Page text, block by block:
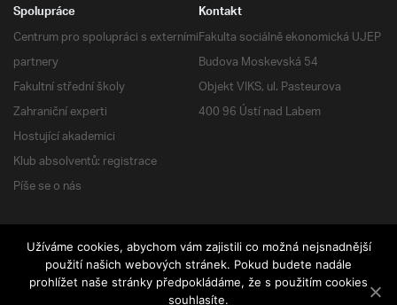
Spolupráce
Centrum pro spolupráci s externími
partnery
Fakultní střední školy
Zahraniční experti
Hostující akademici
Klub absolventů: registrace
Píše se o nás
Kontakt
Fakulta sociálně ekonomická UJEP
Budova Moskevská 54
Objekt VIKS, ul. Pasteurova
400 96 Ústí nad Labem
| Všechna práva vyhrazena
Užíváme cookies, abychom vám zajistili co možná nejsnadnější
použití našich webových stránek. Pokud budete nadále
prohlížet naše stránky předpokládáme, že s použitím cookies
souhlasíte.